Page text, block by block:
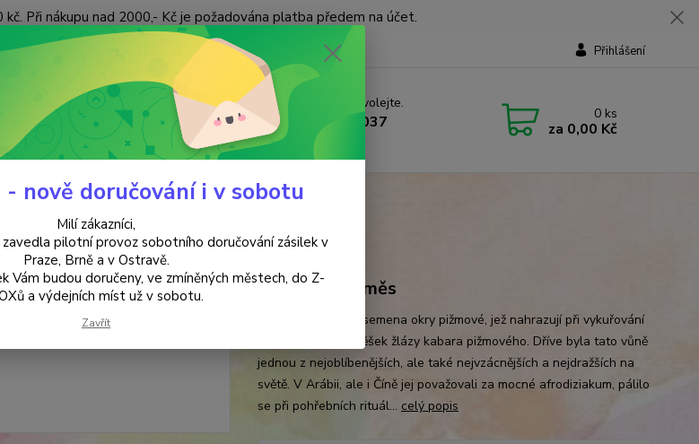
Při nákupu nad 2000,- Kč je požadována platba předem na účet.
Přihlášení
Hledat
Nevíte si rady? Zavolejte.
+420 737 737 037
(Po-Pá, 9-18 hod.)
0 ks
za 0,00 Kč
zrna
Vykuřovací směs
Pižmová zrna jsou semena okry pižmové, jež nahrazují při vykuřování
pravé pižmo – výměšek žlázy kabara pižmového. Dříve byla tato vůně
jednou z nejoblíbenějších, ale také nejvzácnějších a nejdražších na
světě. V Arábii, ale i Číně jej považovali za mocné afrodiziakum, pálilo
se při pohřebních rituál... celý popis
nově doručování i v sobotu
Milí zákazníci,
pilotní provoz sobotního doručování zásilek v
Praze, Brně a v Ostravě.
Vám budou doručeny, ve zmíněných městech, do Z-
a výdejních míst už v sobotu.
Zavřít